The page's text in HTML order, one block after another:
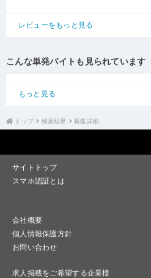
レビューをもっと見る
こんな単発バイトも見られています
もっと見る
トップ 検索結果 募集詳細
サイトトップ
スマホ認証とは
会社概要
個人情報保護方針
お問い合わせ
求人掲載をご希望する企業様